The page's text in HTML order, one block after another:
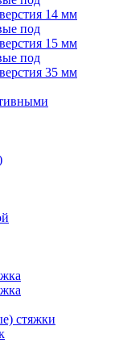
14 мм
под
15 мм
под
35 мм
стяжки